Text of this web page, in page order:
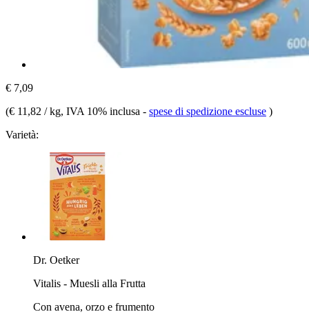
€ 7,09
(€ 11,82 / kg, IVA 10% inclusa - spese di spedizione escluse )
Varietà:
Dr. Oetker
Vitalis - Muesli alla Frutta
Con avena, orzo e frumento